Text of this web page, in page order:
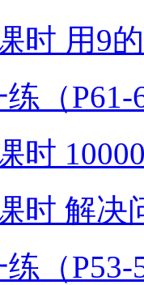
时 用9
（P61-
时
时 解决
（P53-